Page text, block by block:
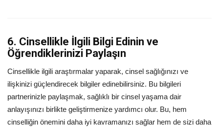
6. Cinsellikle İlgili Bilgi Edinin ve
Öğrendiklerinizi Paylaşın
Cinsellikle ilgili araştırmalar yaparak, cinsel sağlığınızı ve
ilişkinizi güçlendirecek bilgiler edinebilirsiniz. Bu bilgileri
partnerinizle paylaşmak, sağlıklı bir cinsel yaşama dair
anlayışınızı birlikte geliştirmenize yardımcı olur. Bu, hem
cinselliğin önemini daha iyi kavramanızı sağlar hem de sizi daha